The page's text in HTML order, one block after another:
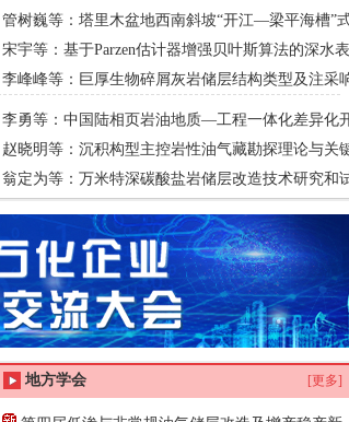
用前景
管树巍等：塔里木盆地西南斜坡“开江—梁平海槽”
内凹陷
宋宇等：基于Parzen估计器增强贝叶斯算法的深水表
导管喷射安装参数综合优化框架
李峰峰等：巨厚生物碎屑灰岩储层结构类型及注采
——以美索不达米亚盆地A油田Mishrif油藏为例
李勇等：中国陆相页岩油地质—工程一体化差异化
对策
赵晓明等：沉积构型主控岩性油气藏勘探理论与关
术
翁定为等：万米特深碳酸盐岩储层改造技术研究和
地方学会 [更多]